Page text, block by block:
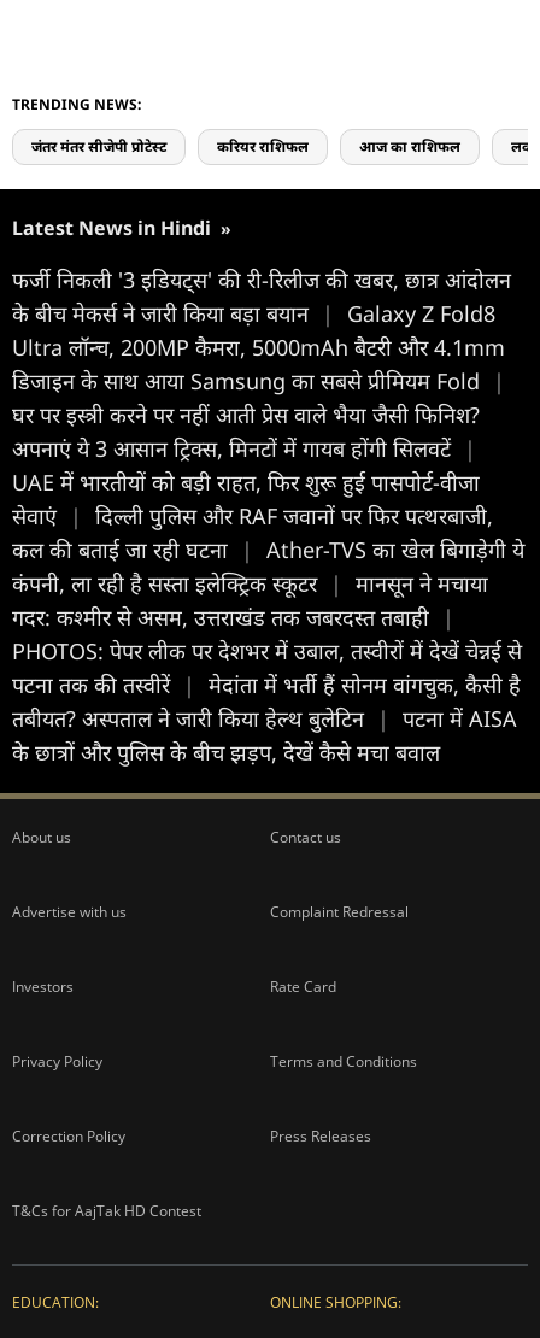
TRENDING NEWS:
जंतर मंतर सीजेपी प्रोटेस्ट करियर राशिफल आज का राशिफल लव
Latest News in Hindi »
फर्जी निकली '3 इडियट्स' की री-रिलीज की खबर, छात्र आंदोलन
के बीच मेकर्स ने जारी किया बड़ा बयान |
Galaxy Z Fold8
Ultra लॉन्च, 200MP कैमरा, 5000mAh बैटरी और 4.1mm
डिजाइन के साथ आया Samsung का सबसे प्रीमियम Fold
|
घर पर इस्त्री करने पर नहीं आती प्रेस वाले भैया जैसी फिनिश?
अपनाएं ये 3 आसान ट्रिक्स, मिनटों में गायब होंगी सिलवटें |
UAE में भारतीयों को बड़ी राहत, फिर शुरू हुई पासपोर्ट-वीजा
सेवाएं |
दिल्ली पुलिस और RAF जवानों पर फिर पत्थरबाजी,
कल की बताई जा रही घटना
|
Ather-TVS का खेल बिगाड़ेगी ये
कंपनी, ला रही है सस्ता इलेक्ट्रिक स्कूटर |
मानसून ने मचाया
गदर: कश्मीर से असम, उत्तराखंड तक जबरदस्त तबाही
|
PHOTOS: पेपर लीक पर देशभर में उबाल, तस्वीरों में देखें चेन्नई से
पटना तक की तस्वीरें |
मेदांता में भर्ती हैं सोनम वांगचुक, कैसी है
तबीयत? अस्पताल ने जारी किया हेल्थ बुलेटिन |
पटना में AISA
के छात्रों और पुलिस के बीच झड़प, देखें कैसे मचा बवाल
About us Contact us
Advertise with us Complaint Redressal
Investors Rate Card
Privacy Policy Terms and Conditions
Correction Policy Press Releases
T&Cs for AajTak HD Contest
EDUCATION: ONLINE SHOPPING: